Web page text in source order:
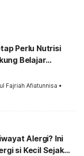
Perlu Nutrisi
Belajar
Fajriah Afiatunnisa •
Alergi? Ini
si Kecil Sejak